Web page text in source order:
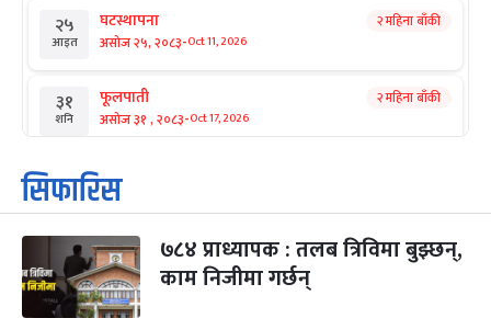
२५
आइत
घटस्थापना
असोज २५, २०८३-Oct 11, 2026
२ महिना बाँकी
३१
शनि
फूलपाती
असोज ३१ , २०८३-Oct 17, 2026
२ महिना बाँकी
१
आइत
कार्तिक सङ्क्रान्ति
कार्तिक १, २०८३
३
मंगल
महानवमी
कार्तिक ३, २०८३-Oct 20, 2026
२ महिना बाँकी
सिफारिस
७८४ प्राध्यापक : तलब त्रिविमा बुझ्छन्,
काम निजीमा गर्छन्